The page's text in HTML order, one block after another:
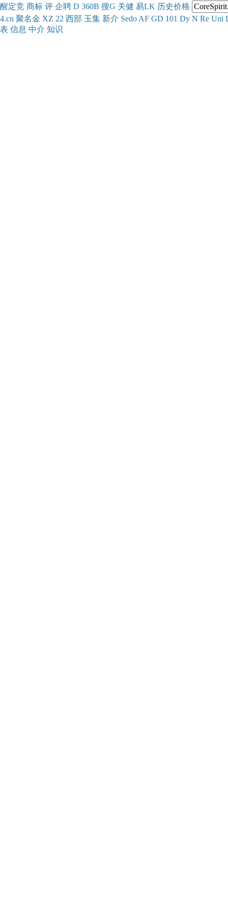
醒定竞 商标 评 企聘 D 360B 搜G 关健 易LK 历史价格
4.cn 聚名金 XZ 22 西部 玉集 新介 Sedo AF GD 101 Dy N Re Uni
表 信息 中介 知识